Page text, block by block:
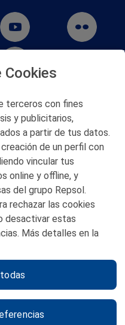
Muñatones,
000
S.A.
Cookies
terceros con fines
y publicitarios,
a partir de tus datos.
de un perfil con
vincular tus
online y offline, y
del grupo Repsol.
rechazar las cookies
desactivar estas
Más detalles en la